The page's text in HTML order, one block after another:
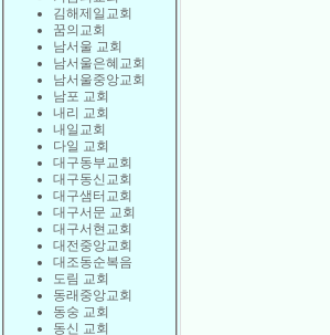
김해제일교회
꿈의교회
남서울 교회
남서울은혜교회
남서울중앙교회
남포 교회
내리 교회
내일교회
다일 교회
대구동부교회
대구동신교회
대구샘터교회
대구서문 교회
대구서현교회
대전중앙교회
대조동순복음
도림 교회
동래중앙교회
동숭 교회
동신 교회